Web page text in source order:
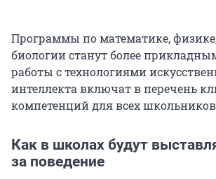
Программы по математике,
биологии станут более
работы с технологиями
интеллекта включат в перечень
компетенций для всех
Как в школах будут
за поведение